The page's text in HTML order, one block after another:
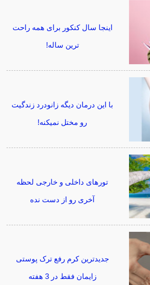
اینجا سال کنکور برای همه راحت
ترین ساله!
با این درمان دیگه زانودرد زندگیت
رو مختل نمیکنه!
تورهای داخلی و خارجی لحظه
آخری رو از دست نده
جدیدترین کرم رفع ترک پوستی
زایمان فقط در 3 هفته